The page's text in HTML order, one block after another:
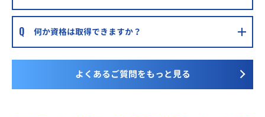
何か資格は取得できますか？
よくあるご質問をもっと見る